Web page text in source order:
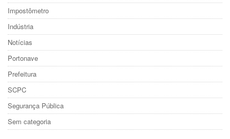
Impostômetro
Indústria
Notícias
Portonave
Prefeitura
SCPC
Segurança Pública
Sem categoria